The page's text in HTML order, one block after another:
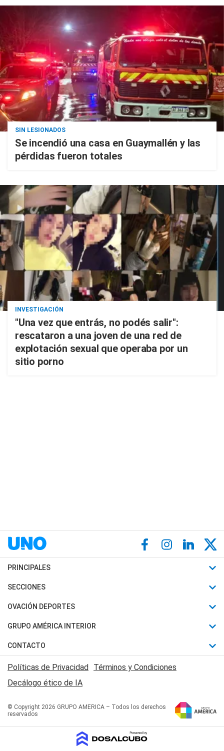
SIN LESIONADOS
Se incendió una casa en Guaymallén y las
pérdidas fueron totales
INVESTIGACIÓN
"Una vez que entrás, no podés salir":
rescataron a una joven de una red de
explotación sexual que operaba por un
sitio porno
PRINCIPALES
Últimas Noticias
Política
Judiciales
Economia
SECCIONES
Horóscopo
Motores
Trucos caseros
Series y Películas
Edictos y Solicitadas
OVACIÓN DEPORTES
Fútbol
Mundial
Automovilismo
Rugby
Básquet
GRUPO AMÉRICA INTERIOR
Canal 7 en Vivo
San Juan 8
CONTACTO
Acerca de Nosotros
Contactanos
Políticas de Privacidad Términos y Condiciones
Decálogo ético de IA
© Copyright 2026 GRUPO AMERICA – Todos los derechos
reservados